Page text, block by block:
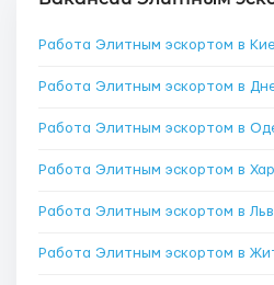
Работа Элитным эскортом в
Работа Элитным эскортом в
Работа Элитным эскортом в
Работа Элитным эскортом в
Работа Элитным эскортом в
Работа Элитным эскортом в